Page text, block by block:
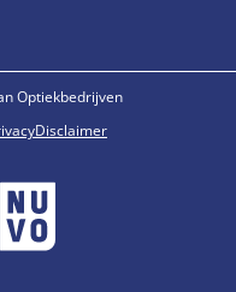
Optiekbedrijven
Disclaimer